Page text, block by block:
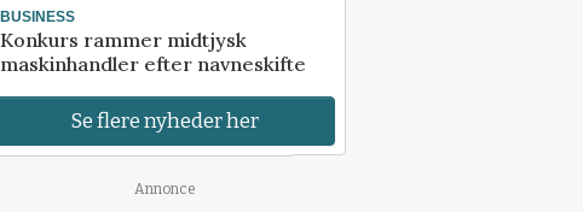
BUSINESS
Konkurs rammer midtjysk
maskinhandler efter navneskifte
Se flere nyheder her
Annonce